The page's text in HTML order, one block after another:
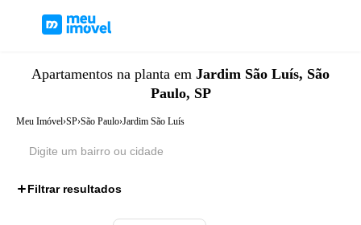
Apartamentos na planta em Jardim São Luís, São
Paulo, SP
Meu Imóvel›SP›São Paulo›Jardim São Luís
Filtrar resultados